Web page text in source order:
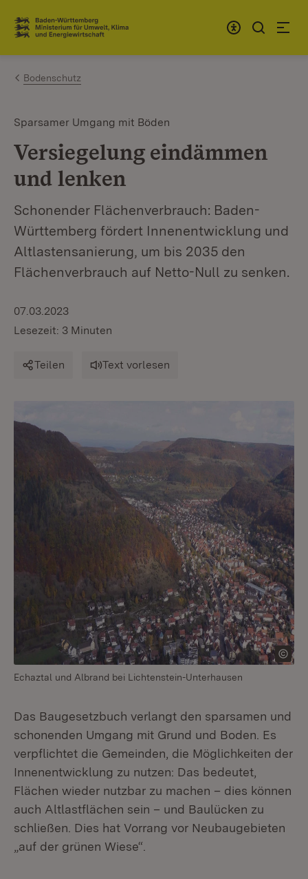
Zum Inhalt springen
Link zur Startseite
Bodenschutz
Sparsamer Umgang mit Böden
Versiegelung eindämmen
und lenken
Schonender Flächenverbrauch: Baden-
Württemberg fördert Innenentwicklung und
Altlastensanierung, um bis 2035 den
Flächenverbrauch auf Netto-Null zu senken.
07.03.2023
Lesezeit: 3 Minuten
Teilen Text vorlesen
Echaztal und Albrand bei Lichtenstein-Unterhausen
Das Baugesetzbuch verlangt den sparsamen und
schonenden Umgang mit Grund und Boden. Es
verpflichtet die Gemeinden, die Möglichkeiten der
Innenentwicklung zu nutzen: Das bedeutet,
Flächen wieder nutzbar zu machen – dies können
auch Altlastflächen sein – und Baulücken zu
schließen. Dies hat Vorrang vor Neubaugebieten
„auf der grünen Wiese“.